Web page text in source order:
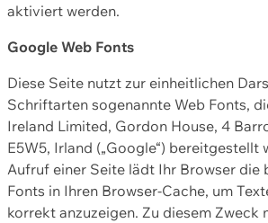
aktiviert werden.
Google Web Fonts
Diese Seite nutzt zur einheitlichen
Schriftarten sogenannte Web Fonts,
Ireland Limited, Gordon House, 4
E5W5, Irland („Google“) bereitgestellt
Aufruf einer Seite lädt Ihr Browser die
Fonts in Ihren Browser-Cache, um
korrekt anzuzeigen. Zu diesem Zweck